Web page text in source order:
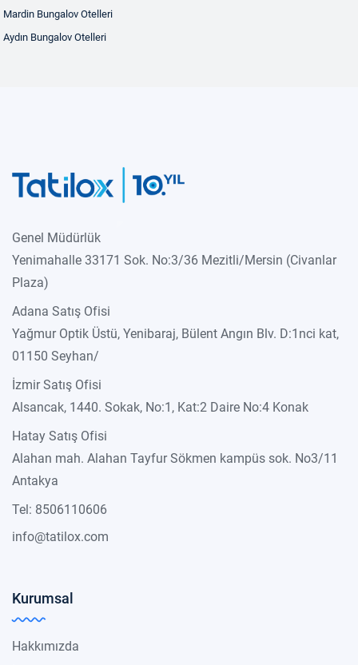
Mardin Bungalov Otelleri
Aydın Bungalov Otelleri
Genel Müdürlük
Yenimahalle 33171 Sok. No:3/36 Mezitli/Mersin (Civanlar
Plaza)
Adana Satış Ofisi
Yağmur Optik Üstü, Yenibaraj, Bülent Angın Blv. D:1nci kat,
01150 Seyhan/
İzmir Satış Ofisi
Alsancak, 1440. Sokak, No:1, Kat:2 Daire No:4 Konak
Hatay Satış Ofisi
Alahan mah. Alahan Tayfur Sökmen kampüs sok. No3/11
Antakya
Tel: 8506110606
info@tatilox.com
Kurumsal
Hakkımızda